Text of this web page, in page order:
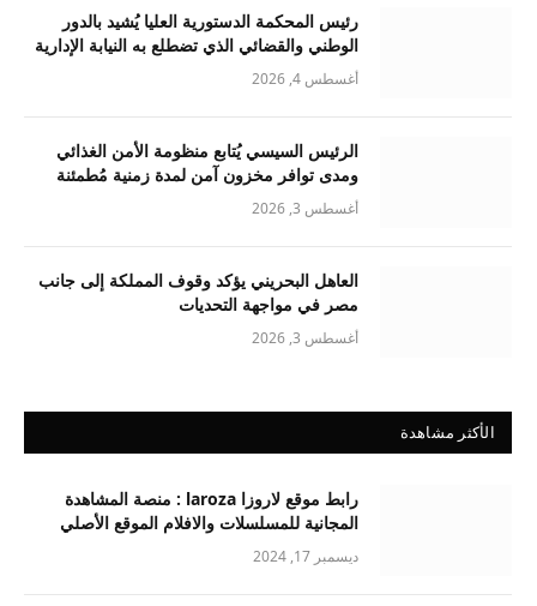
رئيس المحكمة الدستورية العليا يُشيد بالدور
الوطني والقضائي الذي تضطلع به النيابة الإدارية
أغسطس 4, 2026
الرئيس السيسي يُتابع منظومة الأمن الغذائي
ومدى توافر مخزون آمن لمدة زمنية مُطمئنة
أغسطس 3, 2026
العاهل البحريني يؤكد وقوف المملكة إلى جانب
مصر في مواجهة التحديات
أغسطس 3, 2026
الأكثر مشاهدة
رابط موقع لاروزا laroza : منصة المشاهدة
المجانية للمسلسلات والافلام الموقع الأصلي
ديسمبر 17, 2024